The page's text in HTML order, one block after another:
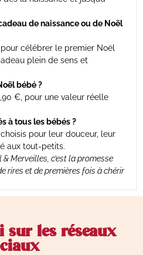
de naissance ou de Noël
célébrer le premier Noël
plein de sens et
bébé ?
€, pour une valeur réelle
à tous les bébés ?
pour leur douceur, leur
aux tout-petits.
Merveilles, c’est la promesse
rires et de premières fois à chérir
sur les réseaux